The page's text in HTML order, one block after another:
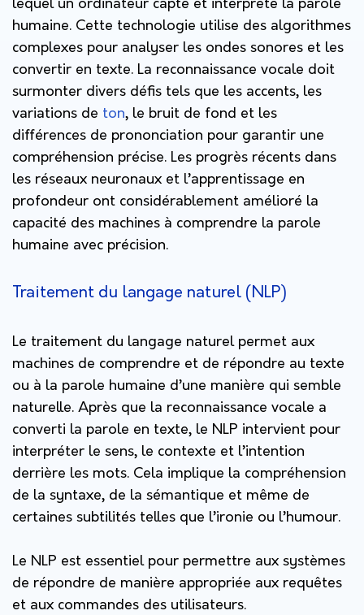
lequel un ordinateur capte et interprète la parole
humaine. Cette technologie utilise des algorithmes
complexes pour analyser les ondes sonores et les
convertir en texte. La reconnaissance vocale doit
surmonter divers défis tels que les accents, les
variations de ton, le bruit de fond et les
différences de prononciation pour garantir une
compréhension précise. Les progrès récents dans
les réseaux neuronaux et l’apprentissage en
profondeur ont considérablement amélioré la
capacité des machines à comprendre la parole
humaine avec précision.
Traitement du langage naturel (NLP)
Le traitement du langage naturel permet aux
machines de comprendre et de répondre au texte
ou à la parole humaine d’une manière qui semble
naturelle. Après que la reconnaissance vocale a
converti la parole en texte, le NLP intervient pour
interpréter le sens, le contexte et l’intention
derrière les mots. Cela implique la compréhension
de la syntaxe, de la sémantique et même de
certaines subtilités telles que l’ironie ou l’humour.
Le NLP est essentiel pour permettre aux systèmes
de répondre de manière appropriée aux requêtes
et aux commandes des utilisateurs.